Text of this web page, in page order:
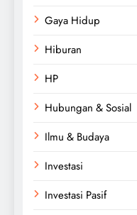
Gaya Hidup
Hiburan
HP
Hubungan & Sosial
Ilmu & Budaya
Investasi
Investasi Pasif